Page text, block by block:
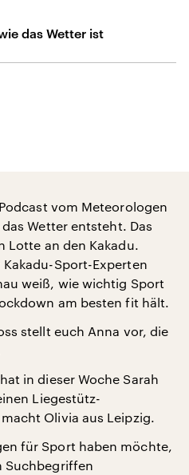
das Wetter ist
vom Meteorologen
Wetter entsteht. Das
Lotte an den Kakadu.
Sport-Experten
weiß, wie wichtig Sport
am besten fit hält.
stellt euch Anna vor, die
in dieser Woche Sarah
Liegestütz-
Olivia aus Leipzig.
für Sport haben möchte,
Suchbegriffen